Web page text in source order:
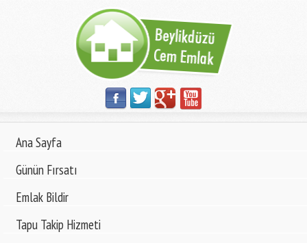
Ana Sayfa
Günün Fırsatı
Emlak Bildir
Tapu Takip Hizmeti